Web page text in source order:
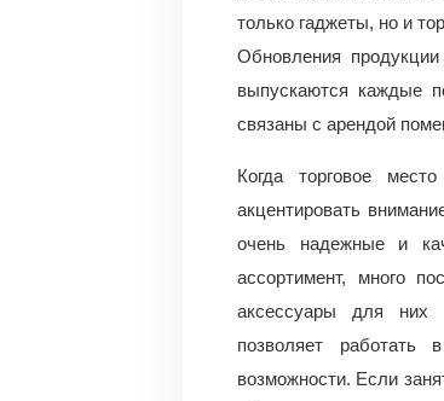
только гаджеты, но и
Обновления
выпускаются каждые
связаны с арендой
Когда торговое
акцентировать
очень надежные и
ассортимент, много
аксессуары для них
позволяет работать
возможности. Если